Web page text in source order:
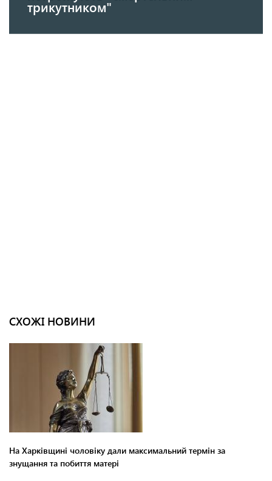
трикутником"
СХОЖІ НОВИНИ
На Харківщині чоловіку дали максимальний термін за
знущання та побиття матері